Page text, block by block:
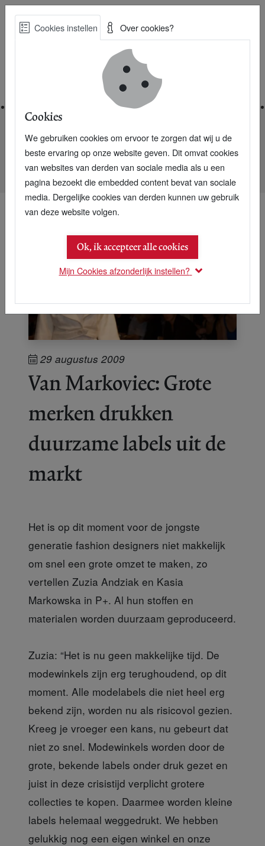
Skip
Best Practices voor een duurzame toekomst
Nieuwsarchief
Van Markoviec: Grote merken drukken duurzame labels uit de
29 augustus 2009
Van Markoviec: Grote
merken drukken
duurzame labels uit de
markt
Het is op dit moment voor de jongste
generatie fashion designers niet makkelijk
om snel een grote omzet te maken, zo
vertellen Zuzia Andziak en Kasia
Markowska in P+. Al hun stoffen en
materialen worden duurzaam geproduceerd.
Zuzia: “Het is nu geen makkelijke tijd. De
modewinkels zijn erg terughoudend, op dit
moment. Alle modelabels die niet heel erg
bekend zijn, worden nu als risicovol gezien.
Kreeg je vroeger een kans, nu gebeurt dat
niet zo snel. Modewinkels worden door de
grote, bekende labels onder druk gezet en
juist in deze crisistijd verplicht grotere
collecties te kopen. Daarmee worden kleine
labels helemaal weggedrukt. We hebben
gelukkig nog een eigen winkel en onze
Cookies instellen Over cookies?
Cookies
We gebruiken cookies om ervoor te zorgen dat wij u de
beste ervaring op onze website geven. Dit omvat cookies
van websites van derden van sociale media als u een
pagina bezoekt die embedded content bevat van sociale
media. Dergelijke cookies van derden kunnen uw gebruik
van deze website volgen.
Ok, ik accepteer alle cookies
Mijn Cookies afzonderlijk instellen?